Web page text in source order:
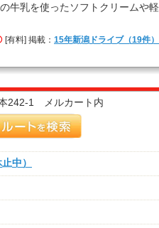
牛乳を使ったソフトクリームや軽
[有料] 掲載： 15年新潟ドライブ（19件）
242-1 メルカート内
中）